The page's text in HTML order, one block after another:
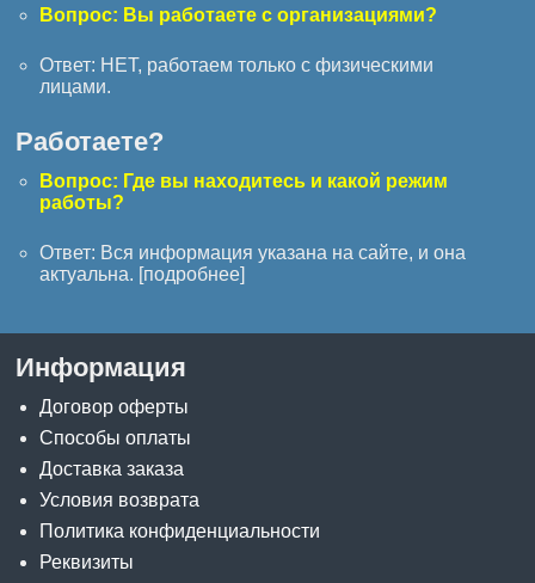
Вопрос: Вы работаете с организациями?
Ответ: НЕТ, работаем только с физическими
лицами.
Работаете?
Вопрос: Где вы находитесь и какой режим
работы?
Ответ: Вся информация указана на сайте, и она
актуальна. [подробнее]
Информация
Договор оферты
Способы оплаты
Доставка заказа
Условия возврата
Политика конфиденциальности
Реквизиты